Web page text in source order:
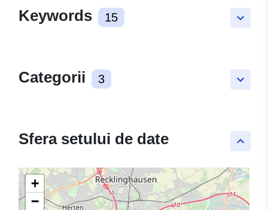
keyboard_arrow_down
Keywords 15
keyboard_arrow_down
Categorii 3
keyboard_arrow_up
Sfera setului de date
+
−